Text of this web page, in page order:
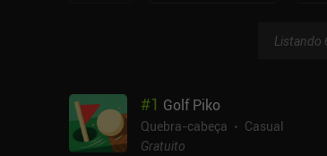
Listando
#1 Golf Piko
Quebra-cabeça
Casual
Gratuito